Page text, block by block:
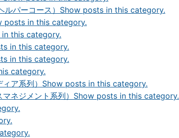
パーコース） Show posts in this category.
posts in this category.
this category.
in this category.
in this category.
category.
ア系列） Show posts in this category.
ネジメント系列） Show posts in this category.